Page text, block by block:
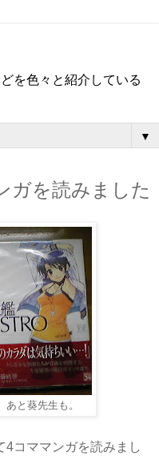
を色々と紹介している
▼
ガを読みました
あと葵先生も。
4コママンガを読みまし